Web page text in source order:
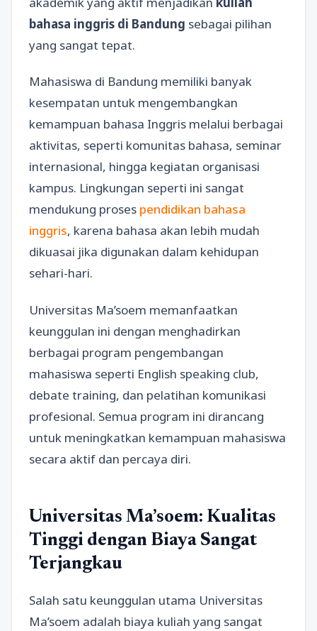
bahasa inggris di Bandung sebagai pilihan
yang sangat tepat.
Mahasiswa di Bandung memiliki banyak
kesempatan untuk mengembangkan
kemampuan bahasa Inggris melalui berbagai
aktivitas, seperti komunitas bahasa, seminar
internasional, hingga kegiatan organisasi
kampus. Lingkungan seperti ini sangat
mendukung proses pendidikan bahasa
inggris, karena bahasa akan lebih mudah
dikuasai jika digunakan dalam kehidupan
sehari-hari.
Universitas Ma’soem memanfaatkan
keunggulan ini dengan menghadirkan
berbagai program pengembangan
mahasiswa seperti English speaking club,
debate training, dan pelatihan komunikasi
profesional. Semua program ini dirancang
untuk meningkatkan kemampuan mahasiswa
secara aktif dan percaya diri.
Universitas Ma’soem: Kualitas
Tinggi dengan Biaya Sangat
Terjangkau
Salah satu keunggulan utama Universitas
Ma’soem adalah biaya kuliah yang sangat